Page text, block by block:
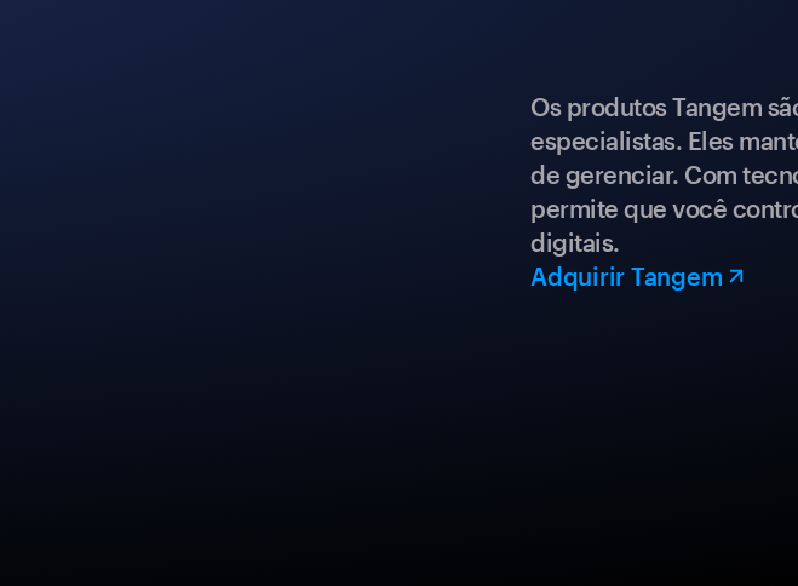
Os produtos Tangem
especialistas. Eles
de gerenciar. Com
permite que você
digitais.
Adquirir Tangem